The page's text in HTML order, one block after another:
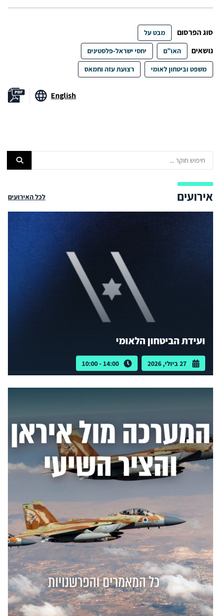
סוג הפרסום מבט על
נושאים האו"ם יחסי ישראל-פלסטינים
משפט וביטחון לאומי רצועת עזה וחמאס
English
אירועים לכל האירועים
ועידת הביטחון הלאומי
27 ביולי, 2026 14:00 - 10:00